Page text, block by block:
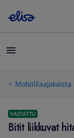
Mobiililaajakaista
VASTATTU
Bitit liikkuvat